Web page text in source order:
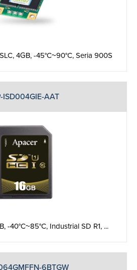
4GB, -45°C~90°C, Seria 900S
ISD004GIE-AAT
-40°C~85°C, Industrial SD R1, ...
6BTGW